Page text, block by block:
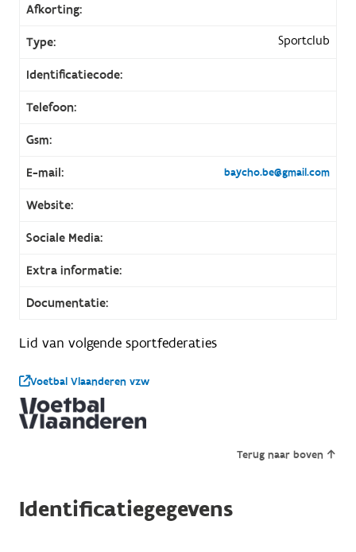
Afkorting:
Type: Sportclub
Identificatiecode:
Telefoon:
Gsm:
E-mail: baycho.be@gmail.com
Website:
Sociale Media:
Extra informatie:
Documentatie:
Lid van volgende sportfederaties
Voetbal Vlaanderen vzw
Terug naar boven
Identificatiegegevens